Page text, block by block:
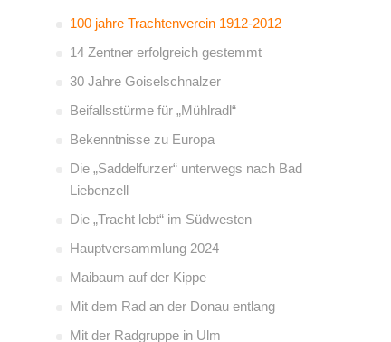
100 jahre Trachtenverein 1912-2012
14 Zentner erfolgreich gestemmt
30 Jahre Goiselschnalzer
Beifallsstürme für „Mühlradl“
Bekenntnisse zu Europa
Die „Saddelfurzer“ unterwegs nach Bad
Liebenzell
Die „Tracht lebt“ im Südwesten
Hauptversammlung 2024
Maibaum auf der Kippe
Mit dem Rad an der Donau entlang
Mit der Radgruppe in Ulm